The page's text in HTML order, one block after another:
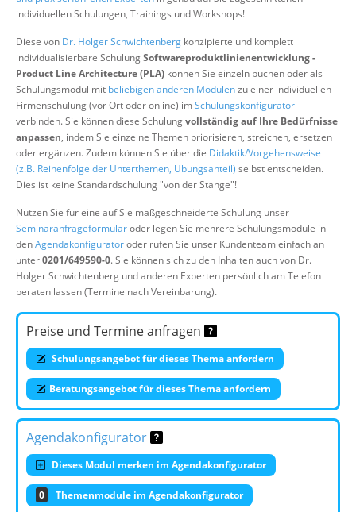
Über uns
Suche
individuellen Schulungen, Trainings und Workshops!
Diese von Dr. Holger Schwichtenberg konzipierte und komplett
individualisierbare SchulungSoftwareproduktlinienentwicklung -
Product Line Architecture (PLA) können Sie einzeln buchen oder als
Schulungsmodul mit beliebigen anderen Modulenzu einer individuellen
Firmenschulung (vor Ort oder online) imSchulungskonfigurator
verbinden. Sie können diese Schulungvollständig auf Ihre Bedürfnisse
anpassen, indem Sie einzelne Themen priorisieren, streichen, ersetzen
oder ergänzen. Zudem können Sie über die Didaktik/Vorgehensweise
(z.B. Reihenfolge der Unterthemen, Übungsanteil) selbst entscheiden.
Dies ist keine Standardschulung "von der Stange"!
Nutzen Sie für eine auf Sie maßgeschneiderte Schulung unser
Seminaranfrageformularoder legen Sie mehrere Schulungsmodule in
denAgendakonfiguratoroder rufen Sie unser Kundenteam einfach an
unter0201/649590-0. Sie können sich zu den Inhalten auch von Dr.
Holger Schwichtenberg und anderen Experten persönlich am Telefon
beraten lassen (Termine nach Vereinbarung).
Preise und Termine anfragen
Schulungsangebot für dieses Thema anfordern
Beratungsangebot für dieses Thema anfordern
Agendakonfigurator
Dieses Modul merken im Agendakonfigurator
0 Themenmodule im Agendakonfigurator